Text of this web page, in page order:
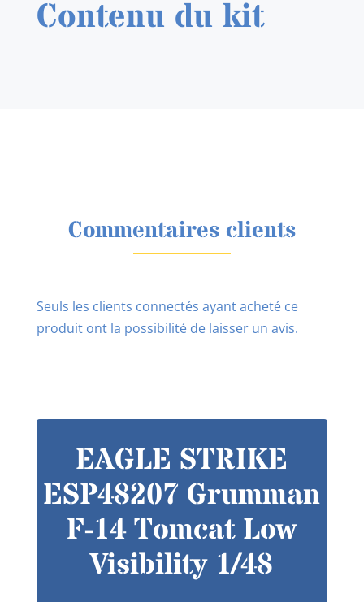
Contenu du kit
Commentaires clients
Seuls les clients connectés ayant acheté ce
produit ont la possibilité de laisser un avis.
EAGLE STRIKE
ESP48207 Grumman
F-14 Tomcat Low
Visibility 1/48